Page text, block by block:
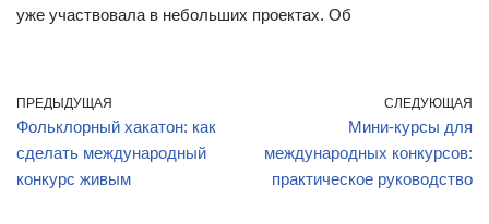
уже участвовала в небольших проектах. Об
ПРЕДЫДУЩАЯ
Фольклорный хакатон: как
сделать международный
конкурс живым
СЛЕДУЮЩАЯ
Мини-курсы для
международных конкурсов:
практическое руководство